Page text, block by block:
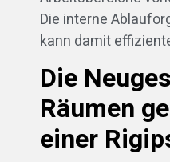
Die interne
kann damit
Die
Räumen
einer